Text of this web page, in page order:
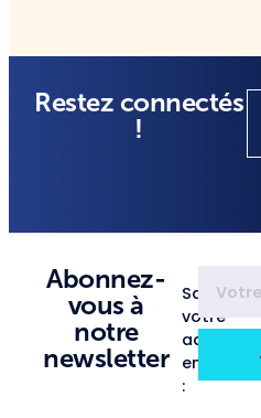
Restez connectés
!
Abonnez-
vous à
notre
newsletter
Saisissez
votre
adresse
email
: